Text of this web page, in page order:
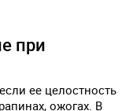
при
ее целостность
ожогах. В